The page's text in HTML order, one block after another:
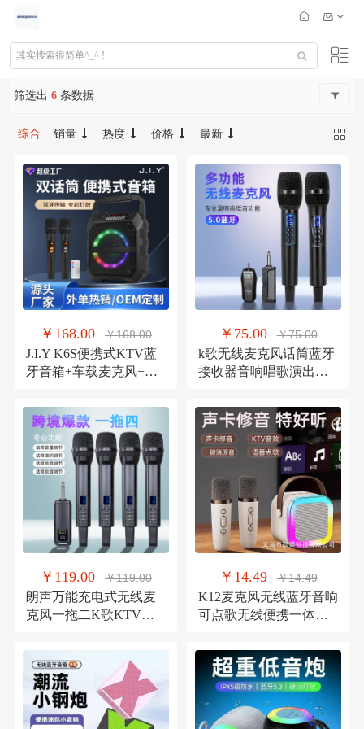
筛选出 6 条数据
综合 销量 热度 价格 最新
￥168.00 ￥168.00
J.I.Y K6S便携式KTV蓝
牙音箱+车载麦克风+无
￥75.00 ￥75.00
k歌无线麦克风话筒蓝牙
接收器音响唱歌演出专
￥119.00 ￥119.00
朗声万能充电式无线麦
克风一拖二K歌KTV用
筒
￥14.49 ￥14.49
K12麦克风无线蓝牙音响
可点歌无线便携一体机